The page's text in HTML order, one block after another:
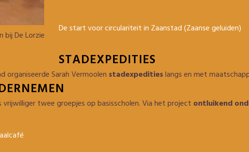
bij De Lorzie
De start voor circulariteit in Zaanstad (Zaanse geluiden)
STADEXPEDITIES
organiseerde Sarah Vermoolen stadexpeditieslangs en met
vrijwilliger twee groepjes op basisscholen. Via het project ontluikend